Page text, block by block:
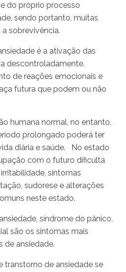
do próprio processo
sendo portanto, muitas
sobrevivência.
é a ativação das
descontroladamente.
de reações emocionais e
futura que podem ou não
humana normal, no entanto,
prolongado poderá ter
diária e saúde. No estado
com o futuro dificulta
sintomas
sudorese e alterações
neste estado.
síndrome do pânico,
são os sintomas mais
de ansiedade.
transtorno de ansiedade se